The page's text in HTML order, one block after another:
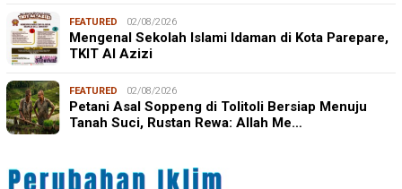
FEATURED 02/08/2026
Mengenal Sekolah Islami Idaman di Kota Parepare,
TKIT Al Azizi
FEATURED 02/08/2026
Petani Asal Soppeng di Tolitoli Bersiap Menuju
Tanah Suci, Rustan Rewa: Allah Me…